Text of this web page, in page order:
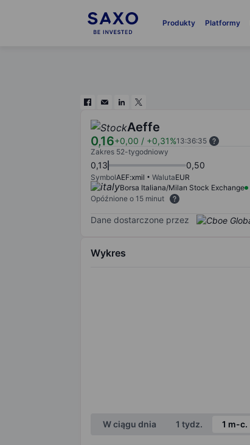
Produkty Platformy
Aeffe
0,16+0,00 / +0,31%13:36:35
Zakres 52-tygodniowy
0,13 0,50
SymbolAEF:xmil WalutaEUR
Borsa Italiana/Milan Stock Exchange
Opóźnione o 15 minut
Dane dostarczone przez
Wykres
W ciągu dnia 1 tydz. 1 m-c.